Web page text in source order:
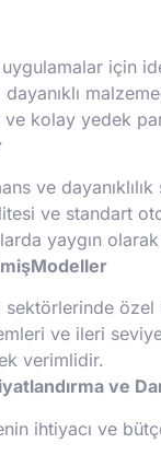
için
ve kolay yedek
ve dayanıklılık
ve standart
yaygın
sektörlerinde
ve ileri seviye
verimlidir.
ve
ihtiyacı ve